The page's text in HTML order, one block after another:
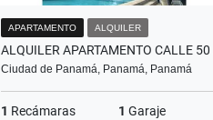
APARTAMENTO ALQUILER
Ciudad de Panamá, Panamá, Panamá
1 Recámaras 1 Garaje